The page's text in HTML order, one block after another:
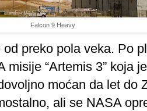
Falcon 9 Heavy
od preko pola veka. Po
misije “Artemis 3” koja
moćan da let
ali se NASA